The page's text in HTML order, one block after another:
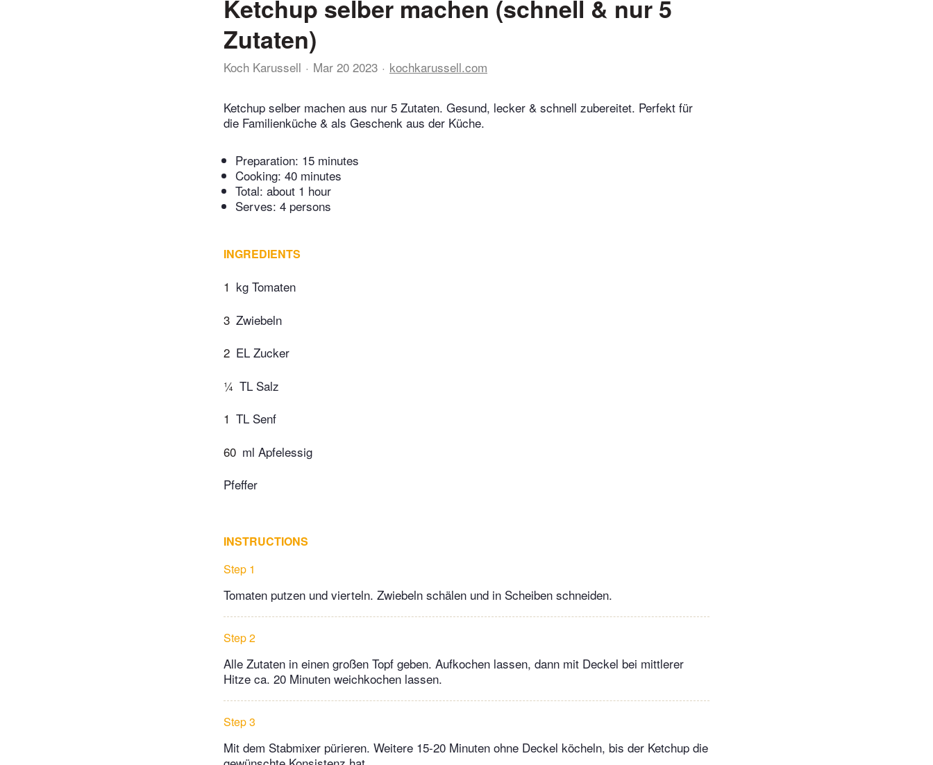
Ketchup selber machen (schnell & nur 5
Zutaten)
Koch Karussell Mar 20 2023 kochkarussell.com
Ketchup selber machen aus nur 5 Zutaten. Gesund, lecker & schnell zubereitet. Perfekt für
die Familienküche & als Geschenk aus der Küche.
Preparation: 15 minutes
Cooking: 40 minutes
Total: about 1 hour
Serves: 4 persons
INGREDIENTS
1 kg Tomaten
3 Zwiebeln
2 EL Zucker
¼ TL Salz
1 TL Senf
60 ml Apfelessig
Pfeffer
INSTRUCTIONS
Step 1
Tomaten putzen und vierteln. Zwiebeln schälen und in Scheiben schneiden.
Step 2
Alle Zutaten in einen großen Topf geben. Aufkochen lassen, dann mit Deckel bei mittlerer
Hitze ca. 20 Minuten weichkochen lassen.
Step 3
Mit dem Stabmixer pürieren. Weitere 15-20 Minuten ohne Deckel köcheln, bis der Ketchup die